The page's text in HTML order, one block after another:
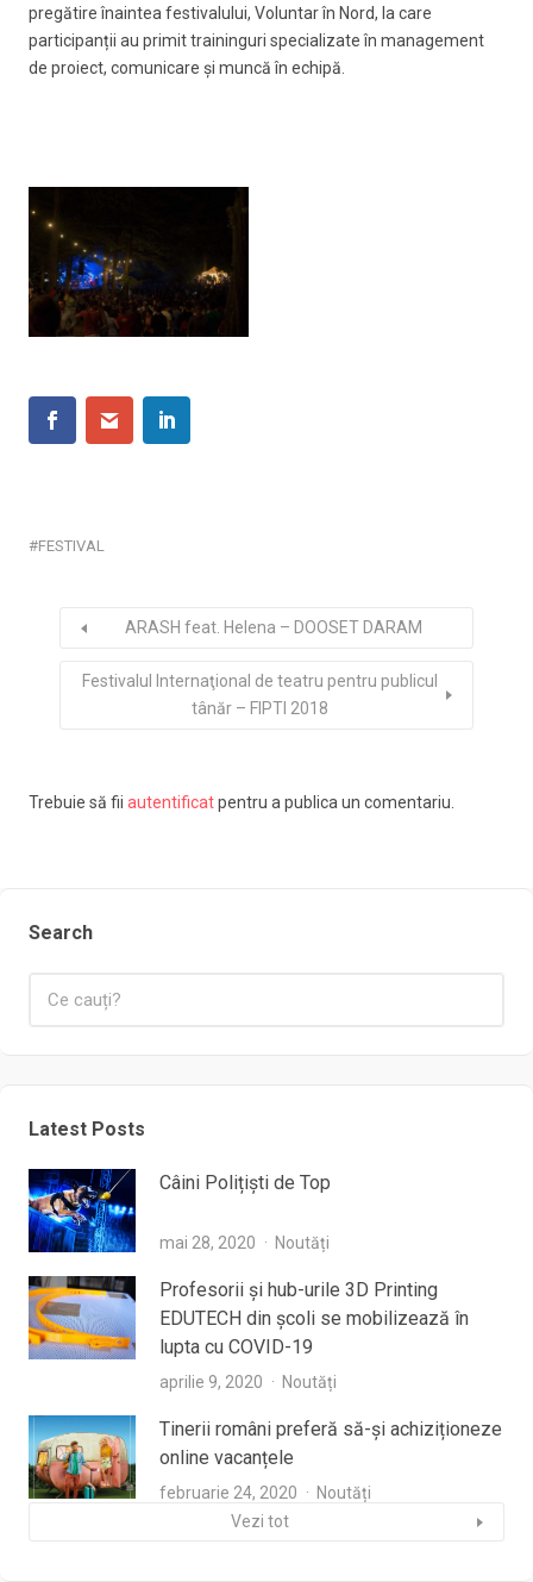
pregătire înaintea festivalului, Voluntar în Nord, la care
participanții au primit traininguri specializate în management
de proiect, comunicare și muncă în echipă.
FESTIVAL
ARASH feat. Helena – DOOSET DARAM
Festivalul Internaţional de teatru pentru publicul
tânăr – FIPTI 2018
Trebuie să fii autentificatpentru a publica un comentariu.
Search
Latest Posts
Câini Polițiști de Top
mai 28, 2020 Noutăți
Profesorii şi hub-urile 3D Printing
EDUTECH din şcoli se mobilizează în
lupta cu COVID-19
aprilie 9, 2020 Noutăți
Tinerii români preferă să-și achiziționeze
online vacanțele
februarie 24, 2020
Noutăți
Vezi tot